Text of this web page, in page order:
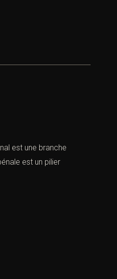
est une branche
est un pilier